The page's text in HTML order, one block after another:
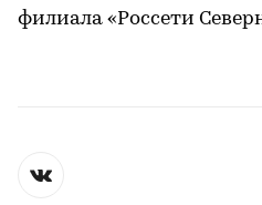
филиала «Россети